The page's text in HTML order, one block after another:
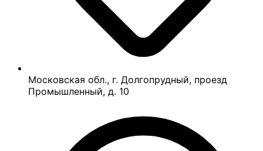
Московская обл., г. Долгопрудный, проезд
Промышленный, д. 10